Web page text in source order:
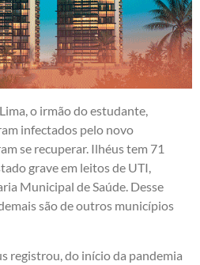
o irmão do estudante,
infectados pelo novo
se recuperar. Ilhéus tem 71
grave em leitos de UTI,
Municipal de Saúde. Desse
são de outros municípios
registrou, do início da pandemia